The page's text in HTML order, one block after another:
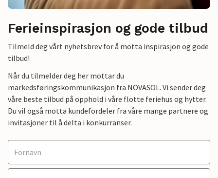
Ferieinspirasjon og gode tilbud
Tilmeld deg vårt nyhetsbrev for å motta inspirasjon og gode
tilbud!
Når du tilmelder deg her mottar du
markedsføringskommunikasjon fra NOVASOL. Vi sender deg
våre beste tilbud på opphold i våre flotte feriehus og hytter.
Du vil også motta kundefordeler fra våre mange partnere og
invitasjoner til å delta i konkurranser.